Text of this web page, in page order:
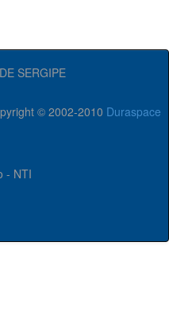
SERGIPE
© 2002-2010 Duraspace
- NTI